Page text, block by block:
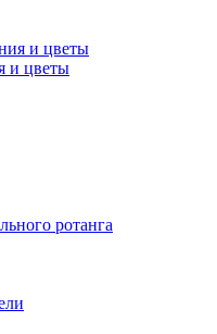
и цветы
и цветы
ротанга